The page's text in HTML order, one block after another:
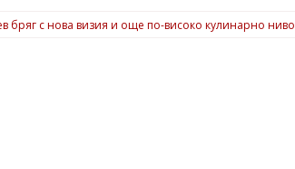
бряг с нова визия и още по-високо кулинарно ниво